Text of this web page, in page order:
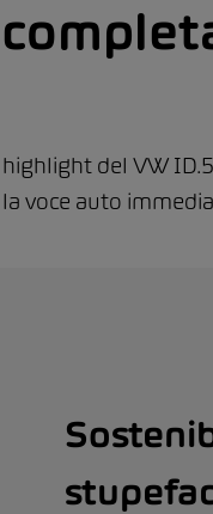
del VW ID.5
voce auto